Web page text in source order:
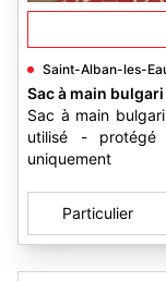
Saint-Alban-les-
Sac à main
Sac à main
utilisé - protégé
uniquement
Particulier